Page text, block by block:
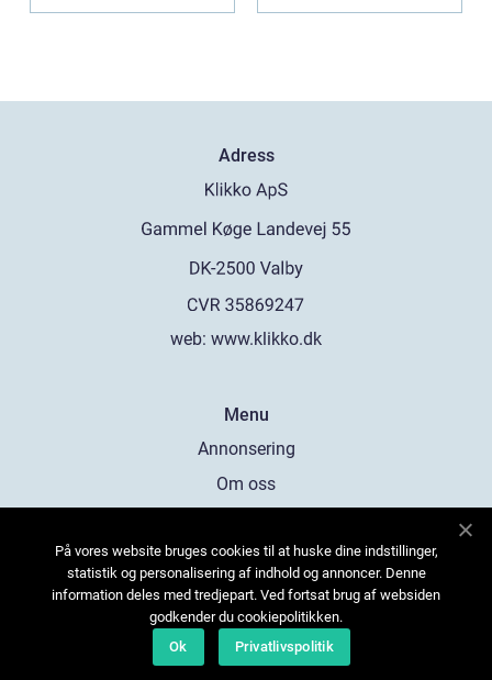
Adress
web: www.klikko.dk
Menu
Annonsering
Om oss
Kontakta oss
Sitemap
På vores website bruges cookies til at huske dine indstillinger,
statistik og personalisering af indhold og annoncer. Denne
information deles med tredjepart. Ved fortsat brug af websiden
godkender du cookiepolitikken.
Ok
Privatlivspolitik